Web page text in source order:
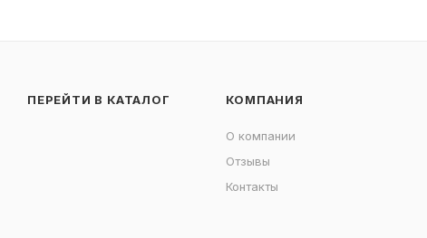
ПЕРЕЙТИ В КАТАЛОГ КОМПАНИЯ
О компании
Отзывы
Контакты